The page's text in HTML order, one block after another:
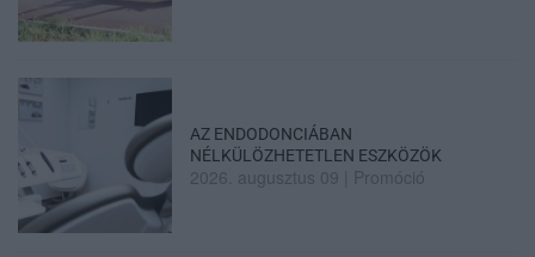
AZ ENDODONCIÁBAN
NÉLKÜLÖZHETETLEN ESZKÖZÖK
2026. augusztus 09 Promóció